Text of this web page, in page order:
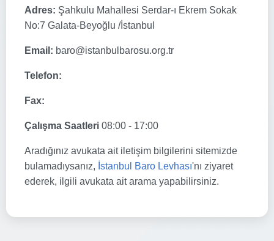
Adres: Şahkulu Mahallesi Serdar-ı Ekrem Sokak
No:7 Galata-Beyoğlu /İstanbul
Email: baro@istanbulbarosu.org.tr
Telefon:
Fax:
Çalışma Saatleri 08:00 - 17:00
Aradığınız avukata ait iletişim bilgilerini sitemizde
bulamadıysanız, İstanbul Baro Levhası'nı ziyaret
ederek, ilgili avukata ait arama yapabilirsiniz.